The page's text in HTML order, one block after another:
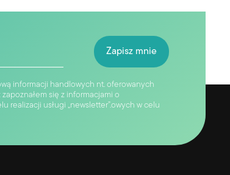
informacji handlowych nt. oferowanych
się z informacjami o
realizacji usługi „newsletter”.owych w celu